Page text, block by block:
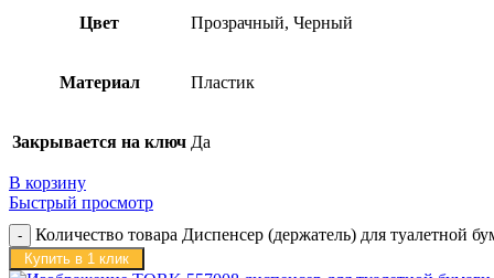
Цвет Прозрачный, Черный
Материал Пластик
Закрывается на ключ Да
В корзину
Быстрый просмотр
Количество товара Диспенсер (держатель) для туалетной
Купить в 1 клик